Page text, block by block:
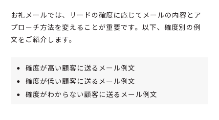
お礼メールでは、リードの確度に応じてメールの内容とア
プローチ方法を変えることが重要です。以下、確度別の例
文をご紹介します。
確度が高い顧客に送るメール例文
確度が低い顧客に送るメール例文
確度がわからない顧客に送るメール例文